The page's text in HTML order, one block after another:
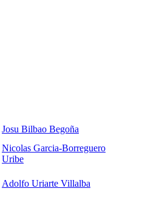
Josu Bilbao Begoña
Nicolas Garcia-Borreguero
Uribe
Adolfo Uriarte Villalba